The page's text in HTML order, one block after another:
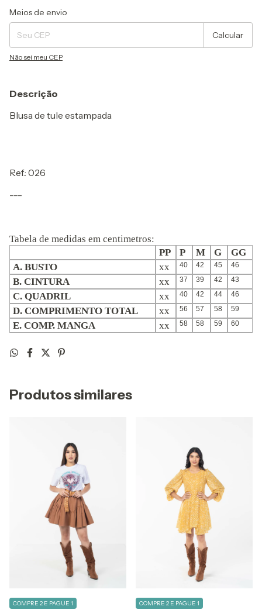
Entregas para o CEP:
Meios de envio
Calcular
Não sei meu CEP
Descrição
Blusa de tule estampada
Ref.: 026
---
Tabela de medidas em centimetros:
PP
P M G
GG
A. BUSTO
xx 40 42 45 46
B. CINTURA xx 37 39 42 43
C. QUADRIL xx 40 42 44 46
D. COMPRIMENTO TOTAL xx 56 57 58 59
E. COMP. MANGA xx 58 58 59 60
Produtos similares
COMPRE 2 E PAGUE 1 COMPRE 2 E PAGUE 1